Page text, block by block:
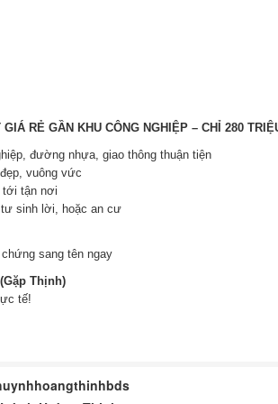
RẺ GẦN KHU CÔNG NGHIỆP – CHỈ 280
đường nhựa, giao thông thuận tiện
vuông vức
tận nơi
sinh lời, hoặc an cư
sang tên ngay
Thịnh)
tế!